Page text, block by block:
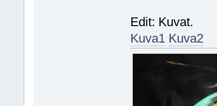
Edit: Kuvat.
Kuva1 Kuva2